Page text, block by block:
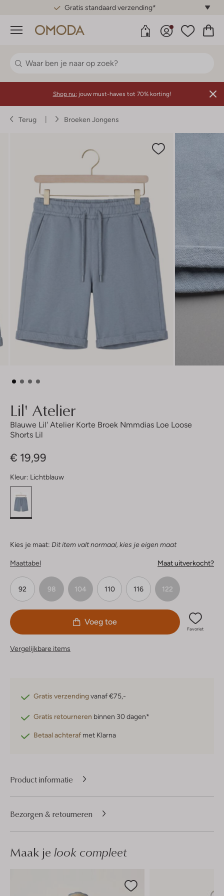
Gratis standaard verzending*
Menu
Shop nu: jouw must-haves tot 70% korting!
Terug Broeken Jongens
Lil' Atelier
Blauwe Lil' Atelier Korte Broek Nmmdias Loe Loose
Shorts Lil
€ 19,99
Kleur: Lichtblauw
Kies je maat: Dit item valt normaal, kies je eigen maat
Maattabel Maat uitverkocht?
92 98 104 110 116 122
Voeg toe
Favoriet
Vergelijkbare items
Gratis verzendingvanaf €75,-
Gratis retourneren binnen 30 dagen*
Betaal achteraf met Klarna
Product informatie
Bezorgen & retourneren
Maak je look compleet